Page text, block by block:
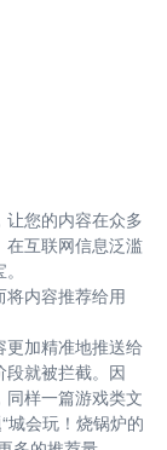
您的内容在众多
在互联网信息泛滥
将内容推荐给用
更加精准地推送给
段就被拦截。因
样一篇游戏类文
城会玩！烧锅炉的